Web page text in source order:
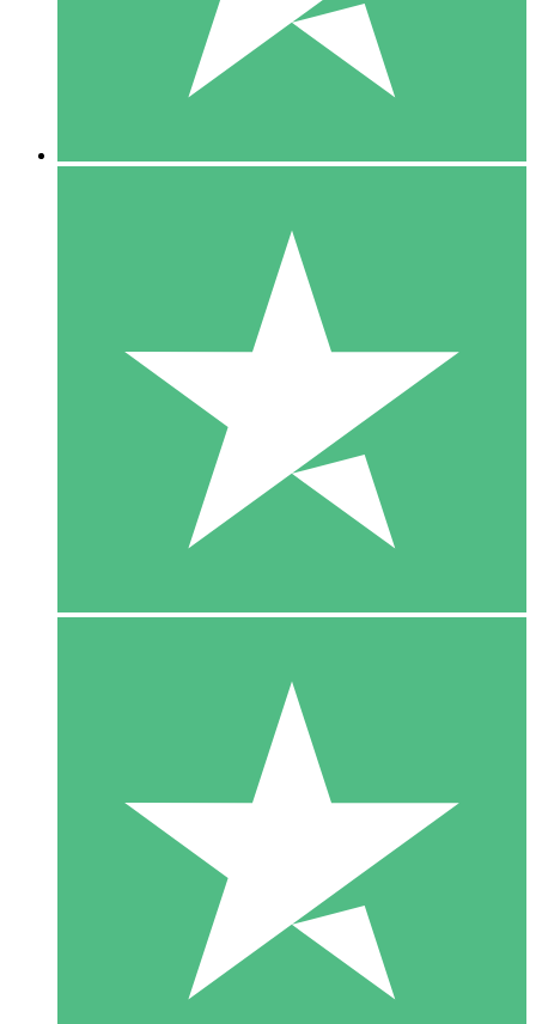
10 00
10 Téléchargements
20 00